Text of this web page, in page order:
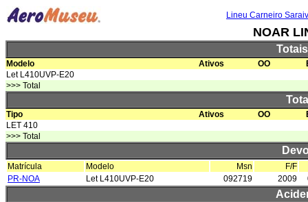
Lineu Carneiro
NOAR
Modelo Ativos OO
Let L410UVP-E20
>>> Total
Tipo Ativos OO
LET 410
>>> Total
Matrícula Modelo Msn
F/F
PR-NOA
Let L410UVP-E20 092719 2009